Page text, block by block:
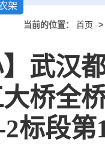
架
当前的位置： 首页 >
】武汉
桥全
标段